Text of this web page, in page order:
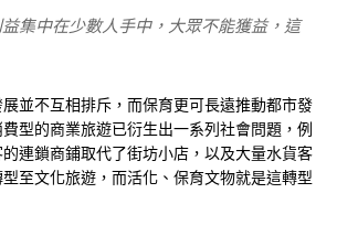
益集中在少數人手中，大眾不能獲益，這
並不互相排斥，而保育更可長遠推動都市發
型的商業旅遊已衍生出一系列社會問題，例
連鎖商鋪取代了街坊小店，以及大量水貨客
至文化旅遊，而活化、保育文物就是這轉型